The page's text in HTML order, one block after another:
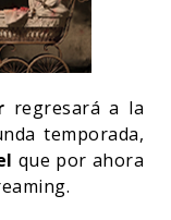
regresará a la
temporada,
que por ahora